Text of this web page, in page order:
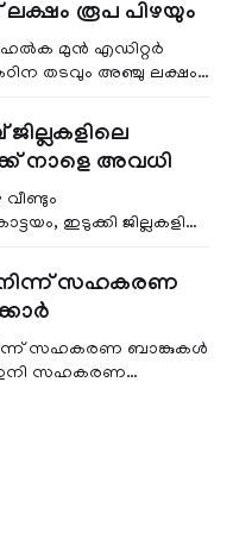
രൂപ പിഴയും
മുൻ എഡിറ്റർ
തടവും അഞ്ചു ലക്ഷം
ശിക്ഷ വിധി
നാളെ അവധി
ഇടുക്കി ജില്ലകളിൽ
സഹകരണ
സഹകരണ ബാങ്കുകൾ
ഇനി സഹകരണ
പെൻഷൻ വിതരണത്തിൽ